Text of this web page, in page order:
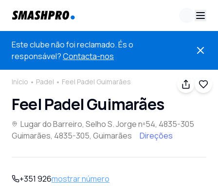
Este clube não foi reclamado. És o
responsável?Contacta-nos
Início Padel Feel Padel Guimarães
Feel Padel Guimarães
Lugar do Barreiro, Selho S. Jorge nº54, 4835-305
Guimarães, 4835-305, Guimarães
Direções
+351 926mostrar número